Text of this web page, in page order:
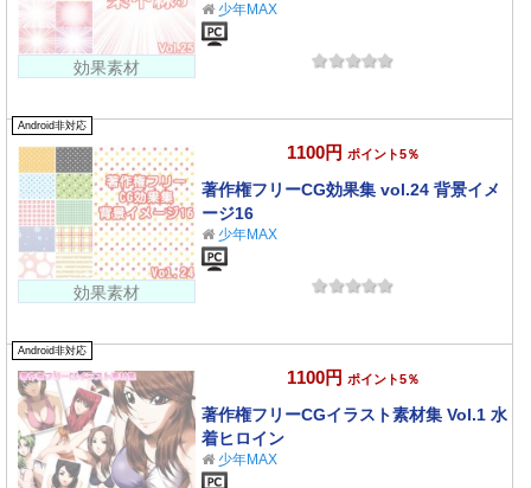
効果素材
少年MAX
Android非対応
効果素材
1100円 ポイント5％
著作権フリーCG効果集 vol.24 背景イメ
ージ16
少年MAX
Android非対応
1100円 ポイント5％
著作権フリーCGイラスト素材集 Vol.1 水
着ヒロイン
少年MAX